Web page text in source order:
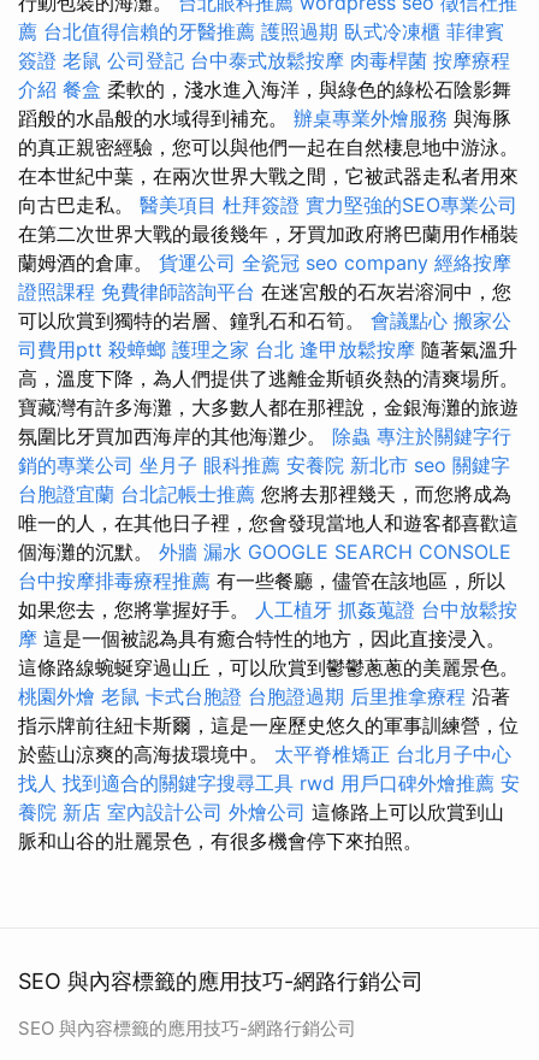
薦 台北值得信賴的牙醫推薦 護照過期 臥式冷凍櫃 菲律賓
簽證 老鼠 公司登記 台中泰式放鬆按摩 肉毒桿菌 按摩療程
介紹 餐盒 柔軟的，淺水進入海洋，與綠色的綠松石陰影舞
蹈般的水晶般的水域得到補充。 辦桌專業外燴服務 與海豚
的真正親密經驗，您可以與他們一起在自然棲息地中游泳。
在本世紀中葉，在兩次世界大戰之間，它被武器走私者用來
向古巴走私。 醫美項目 杜拜簽證 實力堅強的SEO專業公司
在第二次世界大戰的最後幾年，牙買加政府將巴蘭用作桶裝
蘭姆酒的倉庫。 貨運公司 全瓷冠 seo company 經絡按摩
證照課程 免費律師諮詢平台 在迷宮般的石灰岩溶洞中，您
可以欣賞到獨特的岩層、鐘乳石和石筍。 會議點心 搬家公
司費用ptt 殺蟑螂 護理之家 台北 逢甲放鬆按摩 隨著氣溫升
高，溫度下降，為人們提供了逃離金斯頓炎熱的清爽場所。
寶藏灣有許多海灘，大多數人都在那裡說，金銀海灘的旅遊
氛圍比牙買加西海岸的其他海灘少。 除蟲 專注於關鍵字行
銷的專業公司 坐月子 眼科推薦 安養院 新北市 seo 關鍵字
台胞證宜蘭 台北記帳士推薦 您將去那裡幾天，而您將成為
唯一的人，在其他日子裡，您會發現當地人和遊客都喜歡這
個海灘的沉默。 外牆 漏水 GOOGLE SEARCH CONSOLE
台中按摩排毒療程推薦 有一些餐廳，儘管在該地區，所以
如果您去，您將掌握好手。 人工植牙 抓姦蒐證 台中放鬆按
摩 這是一個被認為具有癒合特性的地方，因此直接浸入。
這條路線蜿蜒穿過山丘，可以欣賞到鬱鬱蔥蔥的美麗景色。
桃園外燴 老鼠 卡式台胞證 台胞證過期 后里推拿療程 沿著
指示牌前往紐卡斯爾，這是一座歷史悠久的軍事訓練營，位
於藍山涼爽的高海拔環境中。 太平脊椎矯正 台北月子中心
找人 找到適合的關鍵字搜尋工具 rwd 用戶口碑外燴推薦 安
養院 新店 室內設計公司 外燴公司 這條路上可以欣賞到山
脈和山谷的壯麗景色，有很多機會停下來拍照。
SEO 與內容標籤的應用技巧-網路行銷公司
SEO 與內容標籤的應用技巧-網路行銷公司